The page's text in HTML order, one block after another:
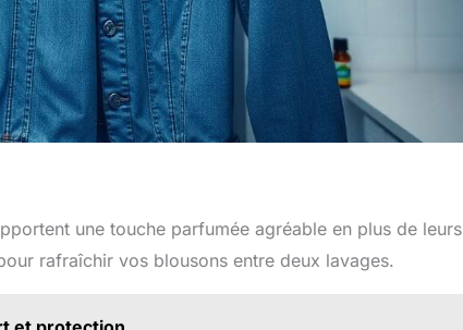
une touche parfumée agréable en plus de leurs
rafraîchir vos blousons entre deux lavages.